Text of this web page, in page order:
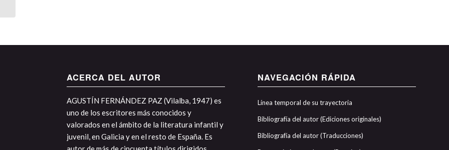
ACERCA DEL AUTOR
AGUSTÍN FERNÁNDEZ PAZ (Vilalba, 1947) es
uno de los escritores más conocidos y
valorados en el ámbito de la literatura infantil y
juvenil, en Galicia y en el resto de España. Es
NAVEGACIÓN RÁPIDA
Línea temporal de su trayectoria
Bibliografía del autor (Ediciones originales)
Bibliografía del autor (Traducciones)